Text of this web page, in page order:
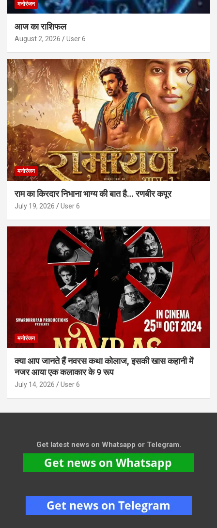
मनोरंजन
आज का राशिफल
August 2, 2026 User 6
मनोरंजन
राम का किरदार निभाना भाग्य की बात है… रणबीर कपूर
July 19, 2026 User 6
मनोरंजन
क्या आप जानते हैं नवरस कथा कोलाज, इसकी खास कहानी में
नजर आया एक कलाकार के 9 रूप
July 14, 2026 User 6
Get latest news on Whatsapp or Telegram.